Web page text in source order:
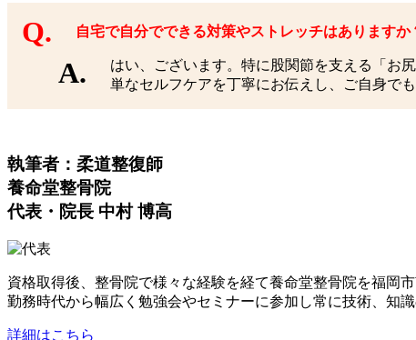
自宅で自分でできる対策やストレッチはありますか
はい、ございます。特に股関節を支える「お
単なセルフケアを丁寧にお伝えし、ご自身で
執筆者：柔道整復師
養命堂整骨院
代表・院長 中村 博高
資格取得後、整骨院で様々な経験を経て養命堂整骨院を福岡市
勤務時代から幅広く勉強会やセミナーに参加し常に技術、知
詳細はこちら